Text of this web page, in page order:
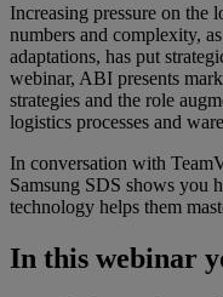
Increasing pressure on the
numbers and complexity,
adaptations, has put
webinar, ABI presents
strategies and the role
logistics processes and
In conversation with
Samsung SDS shows you
technology helps them
In this webinar